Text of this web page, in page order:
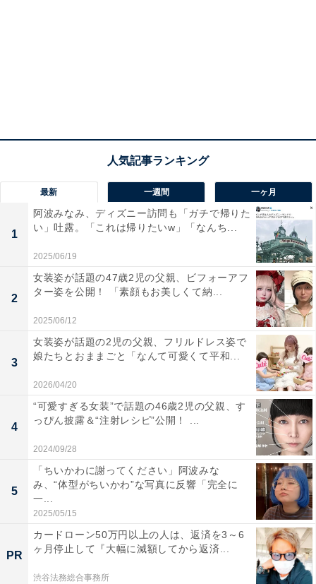
最新 一週間 一ヶ月
1
阿波みなみ、ディズニー訪問も「ガチで帰りた
い」吐露。「これは帰りたいw」「なんち...
2025/06/19
2
女装姿が話題の47歳2児の父親、ビフォーアフ
ター姿を公開！ 「素顔もお美しくて納...
2025/06/12
3
女装姿が話題の2児の父親、フリルドレス姿で
娘たちとおままごと「なんて可愛くて平和...
2026/04/20
4
“可愛すぎる女装”で話題の46歳2児の父親、す
っぴん披露＆“注射レシピ”公開！ ...
2024/09/28
5
「ちいかわに謝ってください」阿波みな
み、“体型がちいかわ”な写真に反響「完全に
一...
2025/05/15
PR
カードローン50万円以上の人は、返済を3～6
ヶ月停止して『大幅に減額してから返済...
渋谷法務総合事務所